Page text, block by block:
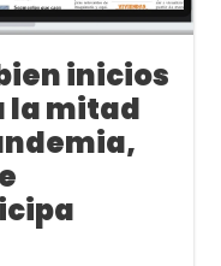
inicios
la mitad